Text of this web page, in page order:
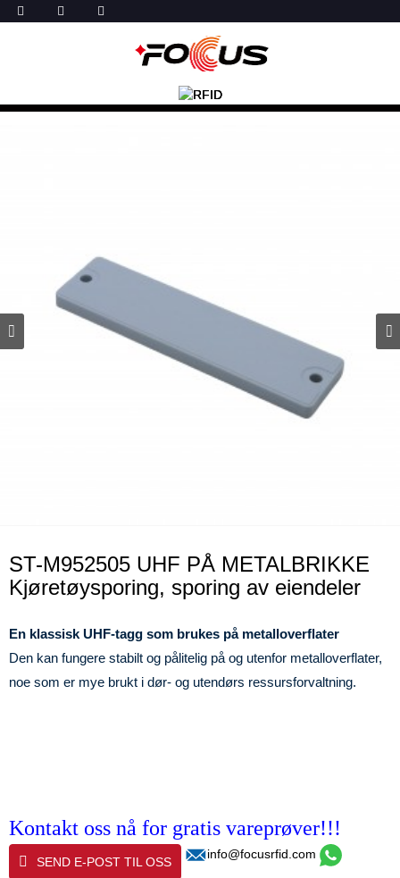
ST-M952505 UHF PÅ METALBRIKKE
Kjøretøysporing, sporing av eiendeler
En klassisk UHF-tagg som brukes på metalloverflater
Den kan fungere stabilt og pålitelig på og utenfor metalloverflater,
noe som er mye brukt i dør- og utendørs ressursforvaltning.
Kontakt oss nå for gratis vareprøver!!!
SEND E-POST TIL OSS
info@focusrfid.com